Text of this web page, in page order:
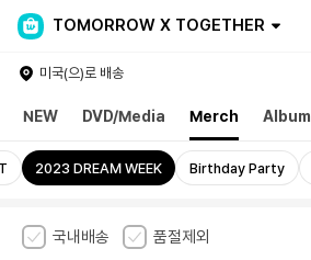
TOMORROW X TOGETHER
미국(으)로 배송
NEW DVD/Media Merch Album
2023 DREAM WEEK Birthday Party
국내배송 품절제외